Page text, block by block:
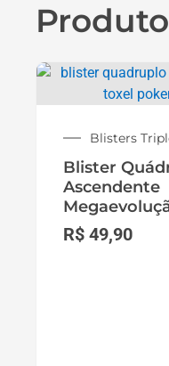
Blisters
Blister
Ascendente
R$ 49,90